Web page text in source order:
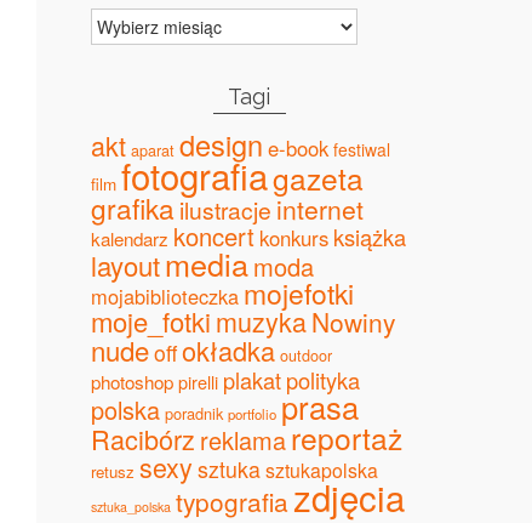
Archiwa
Tagi
akt aparat design e-book festiwal
film fotografiagazeta
grafika ilustracjeinternet
kalendarz koncert konkurs książka
layoutmediamoda
mojabiblioteczka mojefotki
moje_fotkimuzykaNowiny
nudeoffokładka outdoor
photoshop pirelli plakat polityka
polska poradnik portfolio prasa
Racibórz reklamareportaż
retusz sexy sztukasztukapolska
sztuka_polska typografia zdjęcia